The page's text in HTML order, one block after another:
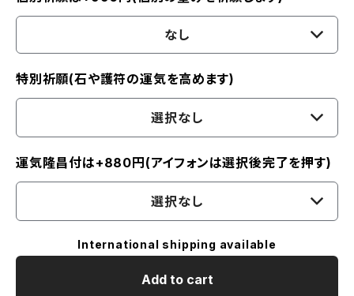
なし
特別祈願(石や護符の運気を高めます)
選択なし
運気隆昌付は+880円(アイフォンは選択後完了を押す)
選択なし
International shipping available
Add to cart